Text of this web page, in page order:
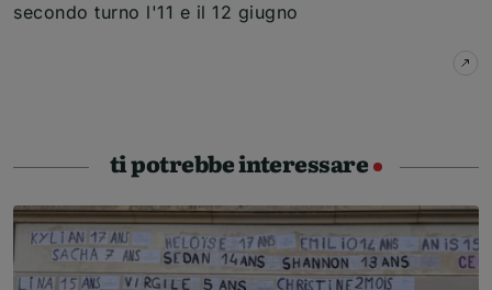
secondo turno l'11 e il 12 giugno
su
ti potrebbe interessare